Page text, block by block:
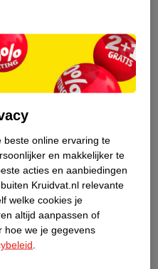
beste online ervaring te
en makkelijker te
acties en aanbiedingen
Kruidvat.nl relevante
welke cookies je
altijd aanpassen of
hoe we je gegevens